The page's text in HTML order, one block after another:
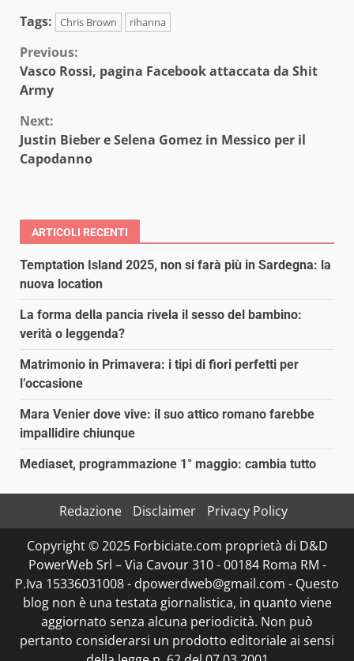
Tags:
Chris Brown rihanna
Continue
Reading
Previous:
Vasco Rossi, pagina Facebook attaccata da Shit
Army
Next:
Justin Bieber e Selena Gomez in Messico per il
Capodanno
ARTICOLI RECENTI
Temptation Island 2025, non si farà più in Sardegna: la
nuova location
La forma della pancia rivela il sesso del bambino:
verità o leggenda?
Matrimonio in Primavera: i tipi di fiori perfetti per
l’occasione
Mara Venier dove vive: il suo attico romano farebbe
impallidire chiunque
Mediaset, programmazione 1° maggio: cambia tutto
Redazione Disclaimer
Privacy Policy
Copyright © 2025 Forbiciate.com proprietà di D&D
PowerWeb Srl – Via Cavour 310 - 00184 Roma RM -
P.Iva 15336031008 - dpowerdweb@gmail.com - Questo
blog non è una testata giornalistica, in quanto viene
aggiornato senza alcuna periodicità. Non può
pertanto considerarsi un prodotto editoriale ai sensi